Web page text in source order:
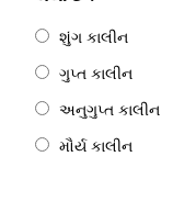
શુંગ કાલીન
ગુપ્ત કાલીન
અનુગુપ્ત કાલીન
મૌર્ય કાલીન